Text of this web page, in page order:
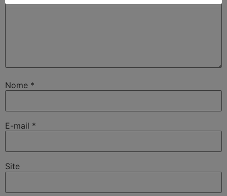
Nome *
E-mail *
Site